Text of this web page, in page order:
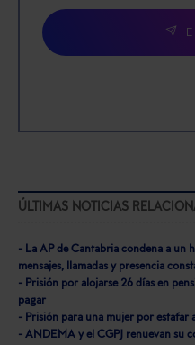
ÚLTIMAS NOTICIAS
- La AP de Cantabria condena a un
mensajes, llamadas y presencia
- Prisión por alojarse 26 días en
pagar
- Prisión para una mujer por estafar
- ANDEMA y el CGPJ renuevan su